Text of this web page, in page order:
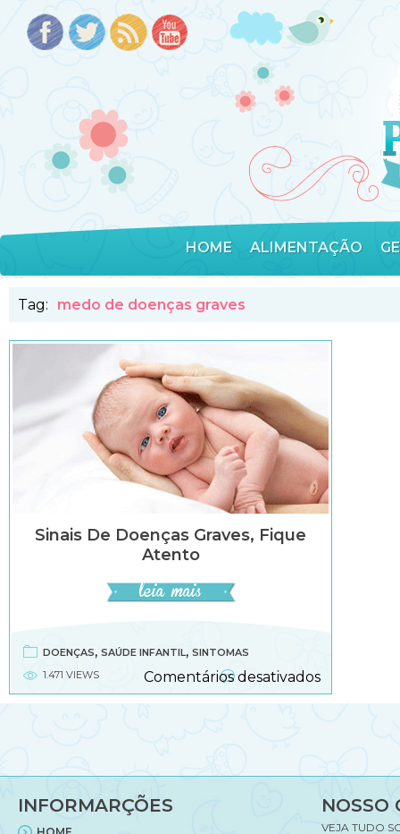
HOME ALIMENTAÇÃO
Tag: medo de doenças graves
Sinais De Doenças Graves, Fique
Atento
DOENÇAS, SAÚDE INFANTIL, SINTOMAS
1.471 VIEWS
Comentários desativadosem
Sinais
atento
INFORMARÇÕES NOSSO
VEJA TUDO